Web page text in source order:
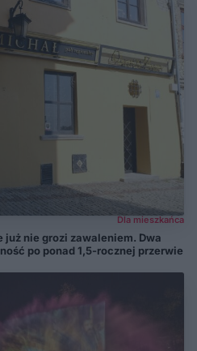
Dla mieszkańca
nie grozi zawaleniem. Dwa
po ponad 1,5-rocznej przerwie